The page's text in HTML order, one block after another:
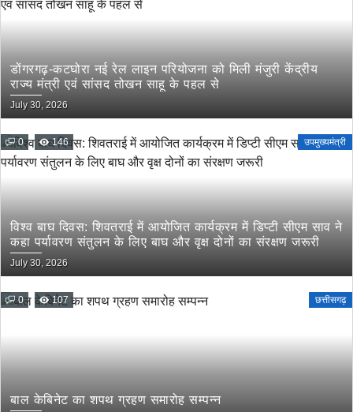
डोंगरगढ़-कटघोरा नई रेल लाइन परियोजना को मिली मंजुरी केंद्रीय
राज्य मंत्री एवं सांसद तोखन साहू के पहल से
July 30, 2026
0 146 उपमुख्यमंत्री
विश्व बाघ दिवस: शिवतराई में आयोजित कार्यक्रम में डिप्टी सीएम साव ने
कहा पर्यावरण संतुलन के लिए बाघ और वृक्ष दोनों का संरक्षण जरूरी
July 30, 2026
0 107 छत्तीसगढ़
बाल केबिनेट का शपथ ग्रहण समारोह सम्पन्न